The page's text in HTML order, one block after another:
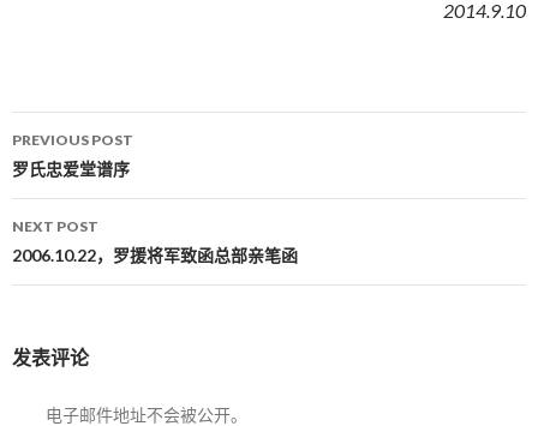
2014.9.10
Post navigation
PREVIOUS POST
罗氏忠爱堂谱序
NEXT POST
2006.10.22，罗援将军致函总部亲笔函
发表评论
电子邮件地址不会被公开。